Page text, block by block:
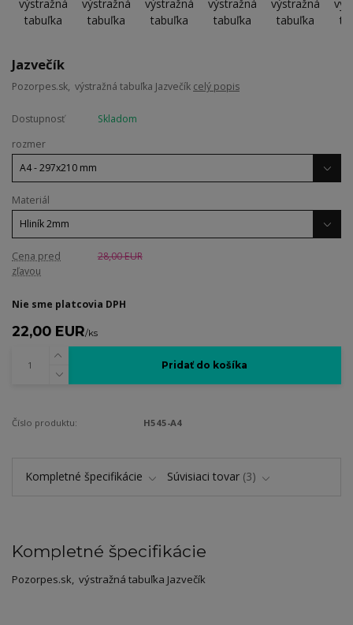
Jazvečík
Pozorpes.sk, výstražná tabuľka Jazvečík celý popis
Dostupnosť
Skladom
rozmer
Materiál
Cena pred
zľavou
28,00 EUR
Nie sme platcovia DPH
22,00 EUR/ks
Pridať do košíka
Číslo produktu: H545-A4
Kompletné špecifikácie Súvisiaci tovar 3
Kompletné špecifikácie
Pozorpes.sk, výstražná tabuľka Jazvečík